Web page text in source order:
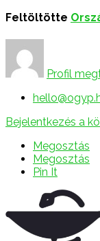
Feltöltötte
Profil
Bejelentkezés a
Megosztás
Megosztás
Pin It